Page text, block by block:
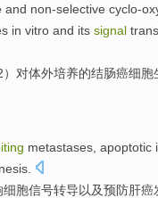
and non-selective cyclo-
in vitro and its signal
）对体外培养的结肠癌细胞
metastases apoptotic
细胞信号转导以及预防肝癌